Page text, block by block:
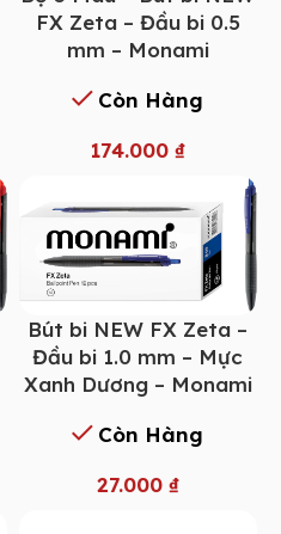
FX Zeta – Đầu bi 0.5
mm – Monami
Còn Hàng
174.000₫
Bút bi NEW FX Zeta –
Đầu bi 1.0 mm – Mực
Xanh Dương – Monami
Còn Hàng
27.000 ₫